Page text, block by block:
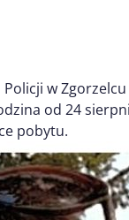
w
od 24
pobytu.